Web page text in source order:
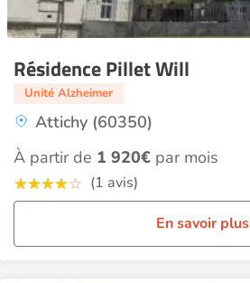
Résidence Pillet Will
Unité Alzheimer
Attichy (60350)
À partir de 1 920€ par mois
(1 avis)
En savoir plus